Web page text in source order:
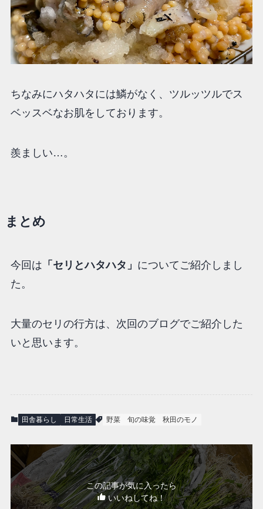
ちなみにハタハタには鱗がなく、ツルッ ツルでス
ベッ スベなお肌をしております。
羨ましい…。
まとめ
今回は 「セリとハタハタ」 についてご紹介しまし
た。
大量のセリの行方は、次回のブログでご紹介した
いと思います。
田舎暮らし 日常生活 野菜 旬の味覚 秋田のモノ
この記事が気に入ったら
いいねしてね！